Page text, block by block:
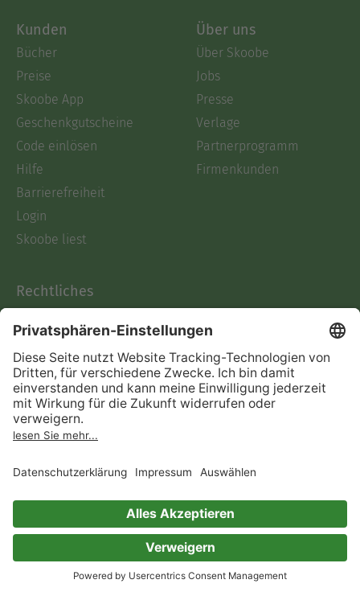
Kunden
Bücher
Preise
Skoobe App
Geschenkgutscheine
Code einlösen
Hilfe
Barrierefreiheit
Login
Skoobe liest
Über uns
Über Skoobe
Jobs
Presse
Verlage
Partnerprogramm
Firmenkunden
Rechtliches
AGB
Informationen nach Data
Act
Verträge hier kündigen
Impressum
Immer ein gutes Buch